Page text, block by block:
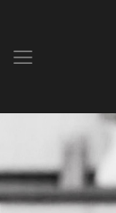
HOME
SHOP
CHI
BLOG